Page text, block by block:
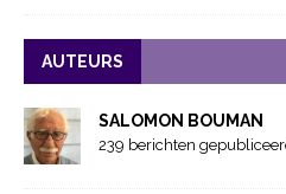
AUTEURS
SALOMON BOUMAN
239 berichten